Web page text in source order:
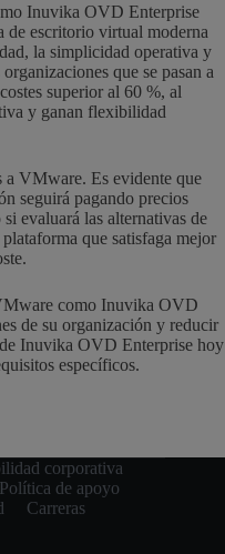
Inuvika OVD Enterprise
de escritorio virtual moderna
la simplicidad operativa y
que se pasan a
superior al 60 %, al
y ganan flexibilidad
a VMware. Es evidente que
seguirá pagando precios
evaluará las alternativas de
que satisfaga mejor
como Inuvika OVD
de su organización y reducir
de Inuvika OVD Enterprise hoy
específicos.
corporativa
Política de apoyo
Carreras